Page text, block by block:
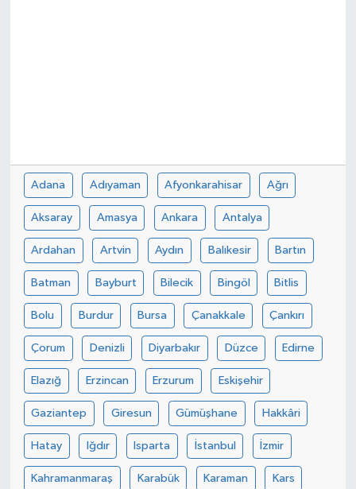
Adana Adıyaman Afyonkarahisar Ağrı
Aksaray Amasya Ankara Antalya
Ardahan Artvin Aydın Balıkesir Bartın
Batman Bayburt Bilecik Bingöl Bitlis
Bolu Burdur Bursa Çanakkale Çankırı
Çorum Denizli Diyarbakır Düzce Edirne
Elazığ Erzincan Erzurum Eskişehir
Gaziantep Giresun Gümüşhane Hakkâri
Hatay Iğdır Isparta İstanbul İzmir
Kahramanmaraş Karabük Karaman Kars